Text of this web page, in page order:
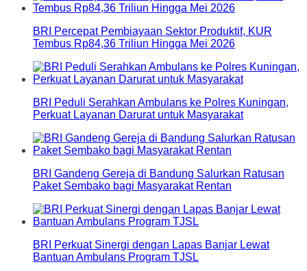
BRI Percepat Pembiayaan Sektor Produktif, KUR
Tembus Rp84,36 Triliun Hingga Mei 2026
BRI Peduli Serahkan Ambulans ke Polres Kuningan,
Perkuat Layanan Darurat untuk Masyarakat
BRI Gandeng Gereja di Bandung Salurkan Ratusan
Paket Sembako bagi Masyarakat Rentan
BRI Perkuat Sinergi dengan Lapas Banjar Lewat
Bantuan Ambulans Program TJSL